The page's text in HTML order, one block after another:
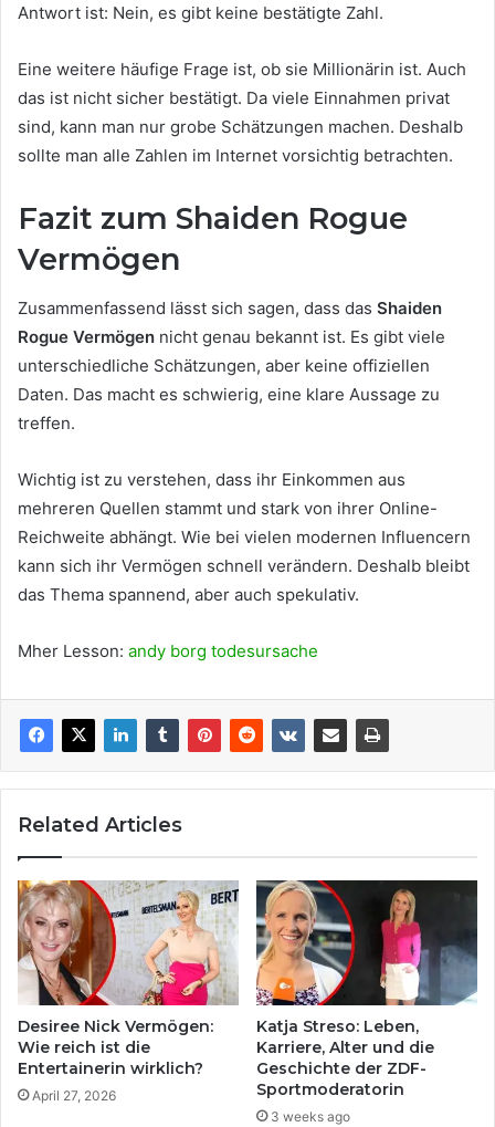
Antwort ist: Nein, es gibt keine bestätigte Zahl.
Eine weitere häufige Frage ist, ob sie Millionärin ist. Auch
das ist nicht sicher bestätigt. Da viele Einnahmen privat
sind, kann man nur grobe Schätzungen machen. Deshalb
sollte man alle Zahlen im Internet vorsichtig betrachten.
Fazit zum Shaiden Rogue
Vermögen
Zusammenfassend lässt sich sagen, dass das Shaiden
Rogue Vermögen nicht genau bekannt ist. Es gibt viele
unterschiedliche Schätzungen, aber keine offiziellen
Daten. Das macht es schwierig, eine klare Aussage zu
treffen.
Wichtig ist zu verstehen, dass ihr Einkommen aus
mehreren Quellen stammt und stark von ihrer Online-
Reichweite abhängt. Wie bei vielen modernen Influencern
kann sich ihr Vermögen schnell verändern. Deshalb bleibt
das Thema spannend, aber auch spekulativ.
Mher Lesson: andy borg todesursache
Related Articles
Desiree Nick Vermögen:
Wie reich ist die
Entertainerin wirklich?
April 27, 2026
Katja Streso: Leben,
Karriere, Alter und die
Geschichte der ZDF-
Sportmoderatorin
3 weeks ago